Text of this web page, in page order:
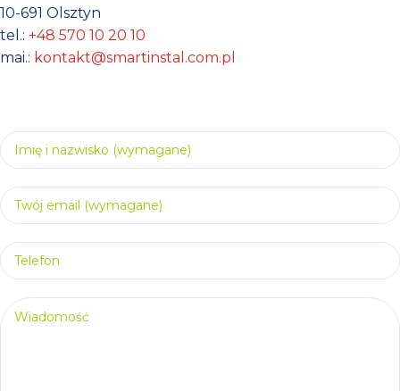
10-691 Olsztyn
tel.: +48 570 10 20 10
mai.: kontakt@smartinstal.com.pl